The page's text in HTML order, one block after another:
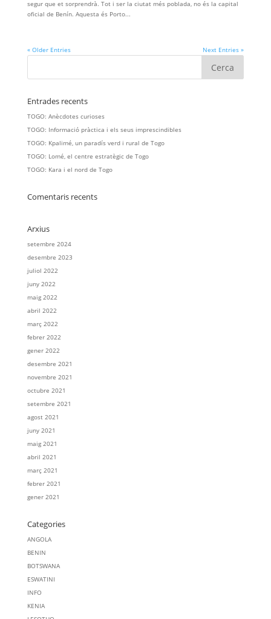
segur que et sorprendrà. Tot i ser la ciutat més poblada, no és la capital
oficial de Benín. Aquesta és Porto...
« Older Entries Next Entries »
Entrades recents
TOGO: Anècdotes curioses
TOGO: Informació pràctica i els seus imprescindibles
TOGO: Kpalimé, un paradís verd i rural de Togo
TOGO: Lomé, el centre estratègic de Togo
TOGO: Kara i el nord de Togo
Comentaris recents
Arxius
setembre 2024
desembre 2023
juliol 2022
juny 2022
maig 2022
abril 2022
març 2022
febrer 2022
gener 2022
desembre 2021
novembre 2021
octubre 2021
setembre 2021
agost 2021
juny 2021
maig 2021
abril 2021
març 2021
febrer 2021
gener 2021
Categories
ANGOLA
BENIN
BOTSWANA
ESWATINI
INFO
KENIA